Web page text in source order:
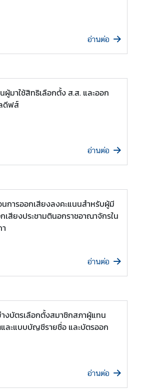
อ่านต่อ
ผู้มาใช้สิทธิเลือกตั้ง ส.ส. และออก
ดีฟส์
อ่านต่อ
การออกเสียงลงคะแนนสำหรับผู้มี
เสียงประชามตินอกราชอาณาจักรใน
อ่านต่อ
งบัตรเลือกตั้งสมาชิกสภาผู้แทน
ละแบบบัญชีรายชื่อ และบัตรออก
อ่านต่อ